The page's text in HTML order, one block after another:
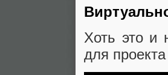
Хоть это и
для